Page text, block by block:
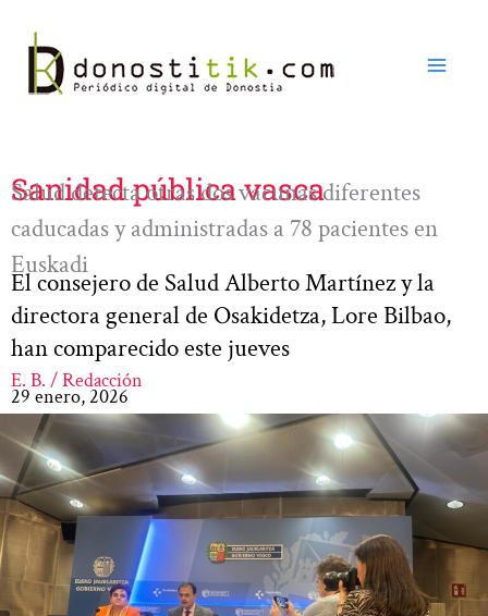
contenido
Sanidad pública vasca
Salud detecta otras dos vacunas diferentes
caducadas y administradas a 78 pacientes en
Euskadi
El consejero de Salud Alberto Martínez y la
directora general de Osakidetza, Lore Bilbao,
han comparecido este jueves
E. B. / Redacción
29 enero, 2026